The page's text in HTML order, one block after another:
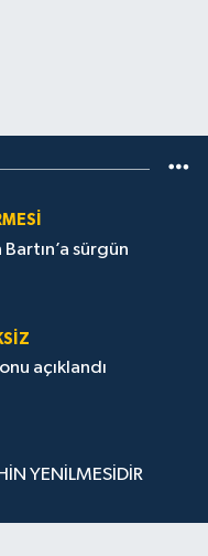
sürgün
açıklandı
YENİLMESİDİR